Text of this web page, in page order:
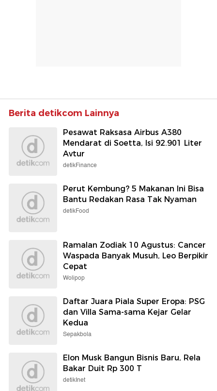
Berita detikcom Lainnya
Pesawat Raksasa Airbus A380
Mendarat di Soetta, Isi 92.901 Liter
Avtur
detikFinance
Perut Kembung? 5 Makanan Ini Bisa
Bantu Redakan Rasa Tak Nyaman
detikFood
Ramalan Zodiak 10 Agustus: Cancer
Waspada Banyak Musuh, Leo Berpikir
Cepat
Wolipop
Daftar Juara Piala Super Eropa: PSG
dan Villa Sama-sama Kejar Gelar
Kedua
Sepakbola
Elon Musk Bangun Bisnis Baru, Rela
Bakar Duit Rp 300 T
detikInet